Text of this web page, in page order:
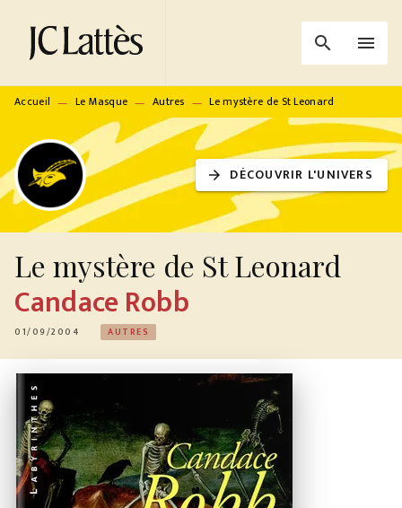
MENU RECHERCHE
PIED DE PAGE
search menu
Accueil — Le Masque — Autres — Le mystère de St Leonard
arrow_forward DÉCOUVRIR L'UNIVERS
Le mystère de St Leonard
Candace Robb
01/09/2004 AUTRES